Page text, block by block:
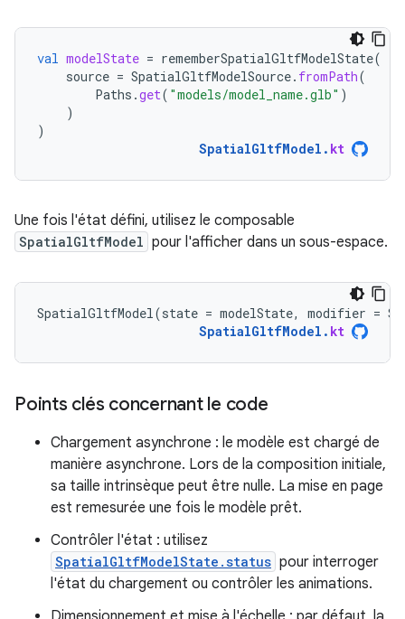
val modelState = rememberSpatialGltfModelState(
source = SpatialGltfModelSource. fromPath(
Paths .get( "models/model_name.glb" )
)
)
SpatialGltfModel . kt
Une fois l'état défini, utilisez le composable
SpatialGltfModel pour l'afficher dans un sous-espace.
SpatialGltfModel (state = modelState, modifier =
SpatialGltfModel . kt
Points clés concernant le code
Chargement asynchrone : le modèle est chargé de
manière asynchrone. Lors de la composition initiale,
sa taille intrinsèque peut être nulle. La mise en page
est remesurée une fois le modèle prêt.
Contrôler l'état : utilisez
SpatialGltfModelState.status pour interroger
l'état du chargement ou contrôler les animations.